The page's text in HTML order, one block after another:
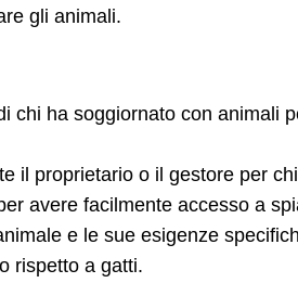
gli animali.
chi ha soggiornato con animali
il proprietario o il gestore per
avere facilmente accesso a
e le sue esigenze
rispetto a gatti.